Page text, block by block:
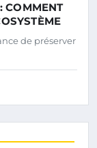
COMMENT
de préserver